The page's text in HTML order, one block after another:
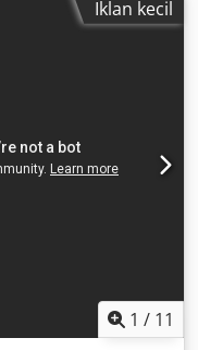
sangat baikIklan kecil
1 / 11